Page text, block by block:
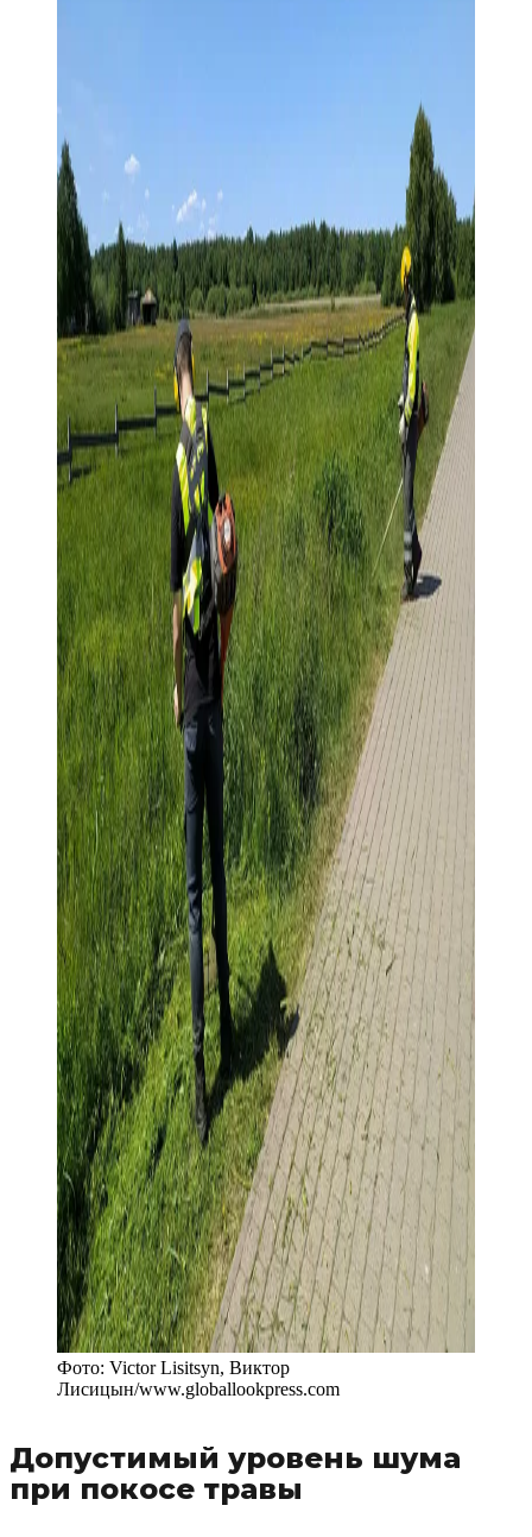
Фото: Victor Lisitsyn, Виктор
Лисицын/www.globallookpress.com
Допустимый уровень шума
при покосе травы